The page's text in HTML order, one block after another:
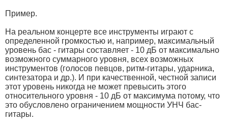
Пример.
На реальном концерте все инструменты играют с
определенной громкостью и, например, максимальный
уровень бас - гитары составляет - 10 дБ от максимально
возможного суммарного уровня, всех возможных
инструментов (голосов певцов, ритм-гитары, ударника,
синтезатора и др.). И при качественной, честной записи
этот уровень никогда не может превысить этого
относительного уровня - 10 дБ от максимума потому, что
это обусловлено ограничением мощности УНЧ бас-
гитары.